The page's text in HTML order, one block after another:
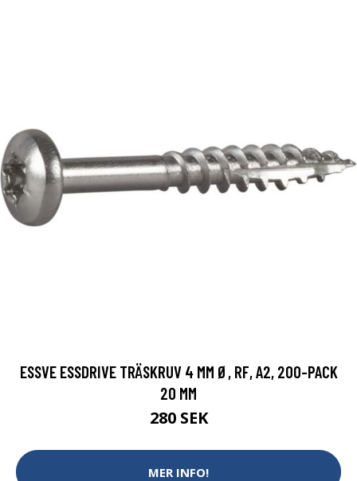
ESSVE ESSDRIVE TRÄSKRUV 4 MM Ø, RF, A2, 200-PACK
20 MM
280 SEK
MER INFO!